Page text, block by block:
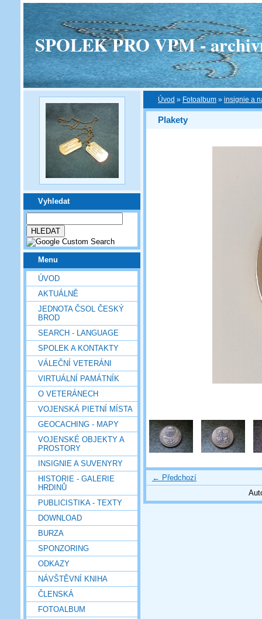
SPOLEK PRO VPM -
Vyhledat
Menu
ÚVOD
AKTUÁLNĚ
JEDNOTA ČSOL ČESKÝ
BROD
SEARCH - LANGUAGE
SPOLEK A KONTAKTY
VÁLEČNÍ VETERÁNI
VIRTUÁLNÍ PAMÁTNÍK
O VETERÁNECH
VOJENSKÁ PIETNÍ MÍSTA
GEOCACHING - MAPY
VOJENSKÉ OBJEKTY A
PROSTORY
INSIGNIE A SUVENYRY
HISTORIE - GALERIE
HRDINŮ
PUBLICISTIKA - TEXTY
DOWNLOAD
BURZA
SPONZORING
ODKAZY
NÁVŠTĚVNÍ KNIHA
ČLENSKÁ
FOTOALBUM
Úvod » Fotoalbum » insignie a
Plakety
← Předchozí